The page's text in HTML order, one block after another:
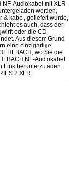
NF-Audiokabel mit XLR-
werden,
& kabel, geliefert wurde,
es auch, dass der
oder die CD
Aus diesem Grund
eine einzigartige
wo Sie die
NF-Audiokabel
Link herunterzuladen.
2 XLR.